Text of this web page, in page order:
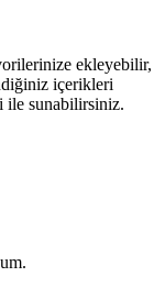
ekleyebilir,
içerikleri
ile sunabilirsiniz.